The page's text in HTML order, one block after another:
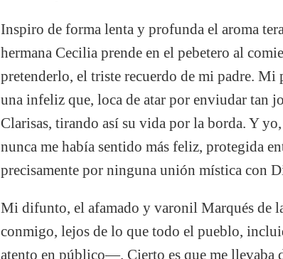
Inspiro de forma lenta y profunda el aroma
hermana Cecilia prende en el pebetero al
pretenderlo, el triste recuerdo de mi padre.
una infeliz que, loca de atar por enviudar tan
Clarisas, tirando así su vida por la borda. Y
nunca me había sentido más feliz, protegida
precisamente por ninguna unión mística con
Mi difunto, el afamado y varonil Marqués de
conmigo, lejos de lo que todo el pueblo,
atento en público—. Cierto es que me llevaba